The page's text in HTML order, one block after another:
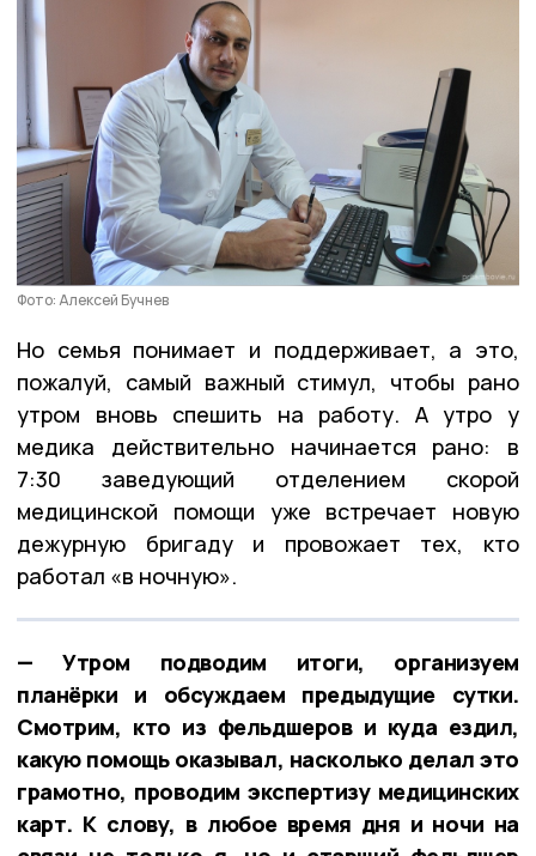
Фото: Алексей Бучнев
Но семья понимает и поддерживает, а это,
пожалуй, самый важный стимул, чтобы рано
утром вновь спешить на работу. А утро у
медика действительно начинается рано: в
7:30 заведующий отделением скорой
медицинской помощи уже встречает новую
дежурную бригаду и провожает тех, кто
работал «в ночную».
— Утром подводим итоги, организуем
планёрки и обсуждаем предыдущие сутки.
Смотрим, кто из фельдшеров и куда ездил,
какую помощь оказывал, насколько делал это
грамотно, проводим экспертизу медицинских
карт. К слову, в любое время дня и ночи на